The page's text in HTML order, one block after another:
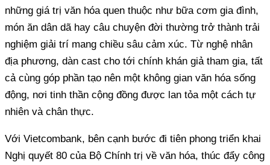
những giá trị văn hóa quen thuộc như bữa cơm gia đình,
món ăn dân dã hay câu chuyện đời thường trở thành trải
nghiệm giải trí mang chiều sâu cảm xúc. Từ nghệ nhân
địa phương, dàn cast cho tới chính khán giả tham gia, tất
cả cùng góp phần tạo nên một không gian văn hóa sống
động, nơi tinh thần cộng đồng được lan tỏa một cách tự
nhiên và chân thực.
Với Vietcombank, bên cạnh bước đi tiên phong triển khai
Nghị quyết 80 của Bộ Chính trị về văn hóa, thúc đẩy công